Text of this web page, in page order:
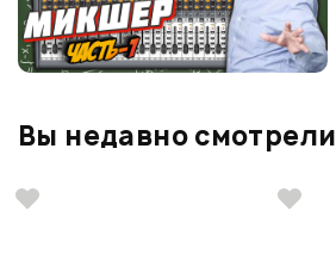
Вы недавно смотрели